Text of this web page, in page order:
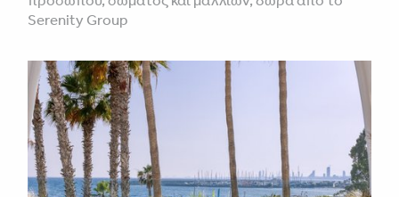
Serenity Group